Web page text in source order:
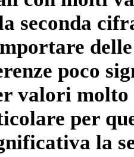
seconda
poco
valori
per
la